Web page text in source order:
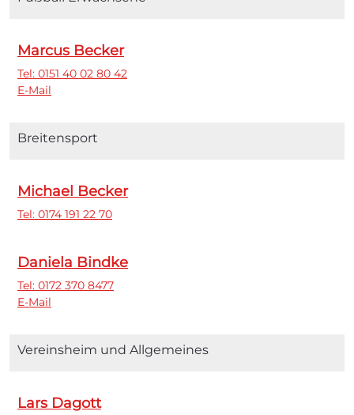
Marcus Becker
Tel: 0151 40 02 80 42
E-Mail
Breitensport
Michael Becker
Tel: 0174 191 22 70
Daniela Bindke
Tel: 0172 370 8477
E-Mail
Vereinsheim und Allgemeines
Lars Dagott